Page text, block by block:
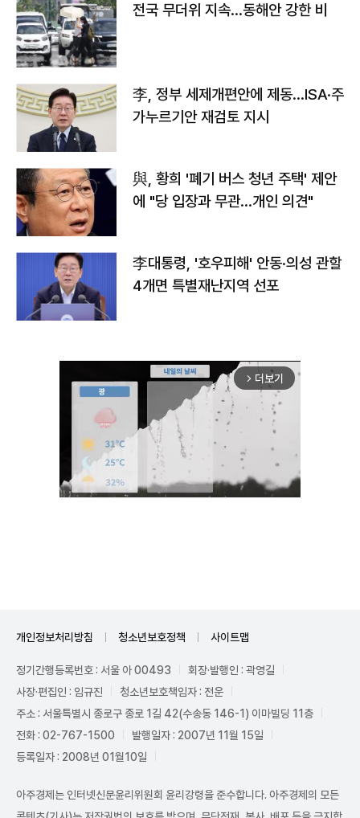
전국 무더위 지속…동해안 강한 비
李, 정부 세제개편안에 제동…ISA·주
가누르기안 재검토 지시
與, 황희 '폐기 버스 청년 주택' 제안
에 "당 입장과 무관…개인 의견"
李대통령, '호우피해' 안동·의성 관할
4개면 특별재난지역 선포
arrow_forward_ios 더보기
개인정보처리방침 청소년보호정책 사이트맵
정기간행등록번호 : 서울 아 00493
회장·발행인 : 곽영길
사장·편집인 : 임규진
청소년보호책임자 : 전운
주소 : 서울특별시 종로구 종로 1길 42(수송동 146-1) 이마빌딩 11층
전화 : 02-767-1500
발행일자 : 2007년 11월 15일
등록일자 : 2008년 01월10일
아주경제는 인터넷신문윤리위원회 윤리강령을 준수합니다. 아주경제의 모든